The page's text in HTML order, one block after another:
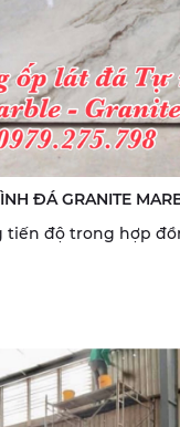
ĐÁ GRANITE
tiến độ trong hợp